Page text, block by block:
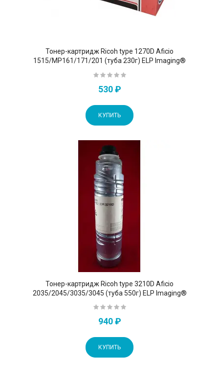
Тонер-картридж Ricoh type 1270D Aficio
1515/MP161/171/201 (туба 230г) ELP Imaging®
530 ₽
КУПИТЬ
Тонер-картридж Ricoh type 3210D Aficio
2035/2045/3035/3045 (туба 550г) ELP Imaging®
940 ₽
КУПИТЬ